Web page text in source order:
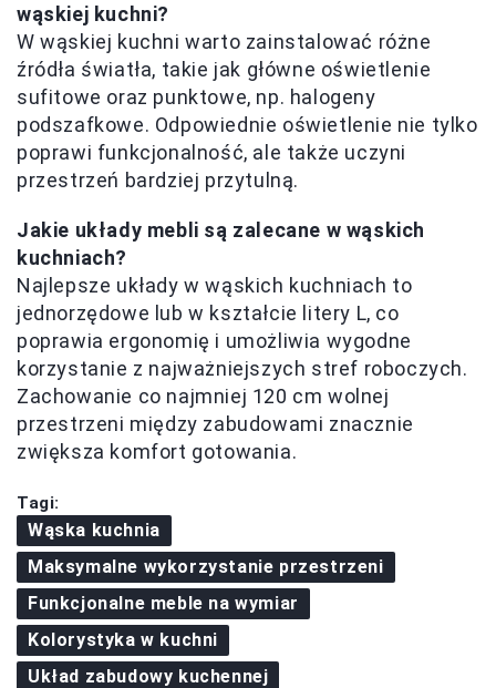
wąskiej kuchni?
W wąskiej kuchni warto zainstalować różne
źródła światła, takie jak główne oświetlenie
sufitowe oraz punktowe, np. halogeny
podszafkowe. Odpowiednie oświetlenie nie tylko
poprawi funkcjonalność, ale także uczyni
przestrzeń bardziej przytulną.
Jakie układy mebli są zalecane w wąskich
kuchniach?
Najlepsze układy w wąskich kuchniach to
jednorzędowe lub w kształcie litery L, co
poprawia ergonomię i umożliwia wygodne
korzystanie z najważniejszych stref roboczych.
Zachowanie co najmniej 120 cm wolnej
przestrzeni między zabudowami znacznie
zwiększa komfort gotowania.
Tagi:
Wąska kuchnia
Maksymalne wykorzystanie przestrzeni
Funkcjonalne meble na wymiar
Kolorystyka w kuchni
Układ zabudowy kuchennej